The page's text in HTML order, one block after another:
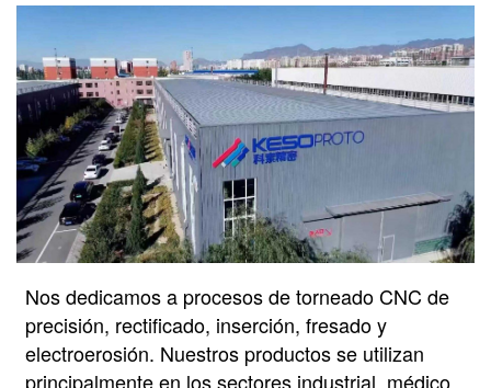
Nos dedicamos a procesos de torneado CNC de
precisión, rectificado, inserción, fresado y
electroerosión. Nuestros productos se utilizan
principalmente en los sectores industrial, médico,